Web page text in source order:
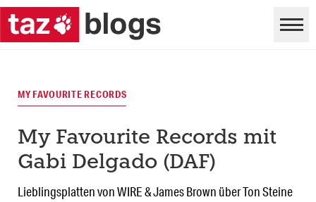
MY FAVOURITE RECORDS
My Favourite Records mit
Gabi Delgado (DAF)
Lieblingsplatten von WIRE & James Brown über Ton Steine